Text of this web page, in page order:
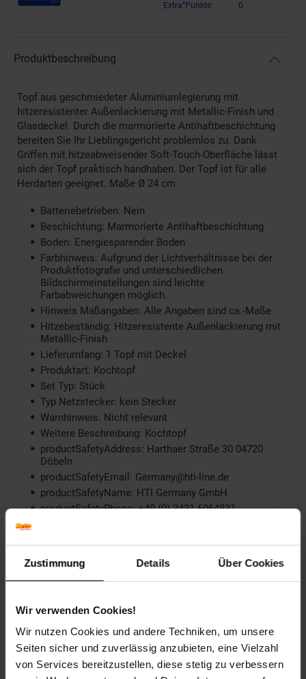
Zustimmung Details Über Cookies
Wir verwenden Cookies!
Wir nutzen Cookies und andere Techniken, um unsere
Seiten sicher und zuverlässig anzubieten, eine Vielzahl
von Services bereitzustellen, diese stetig zu verbessern
Extra°Punkte:
0
Produktbeschreibung
Topf aus geschmiedeter Aluminiumlegierung mit
hitzeresistenter Außenlackierung mit Metallic-Finish und
Glasdeckel. Durch die marmorierte Antihaftbeschichtung
bereiten Sie Ihr Lieblingsgericht problemlos zu. Dank
Griffen mit hitzeabweisender Soft-Touch-Oberfläche lässt
sich der Topf praktisch handhaben. Der Topf ist für alle
Herdarten geeignet. Maße Ø 24 cm
Batteriebetrieben: Nein
Beschichtung: Marmorierte Antihaftbeschichtung
Boden: Energiesparender Boden
Farbhinweis: Aufgrund der Lichtverhältnisse bei der
Produktfotografie und unterschiedlichen
Bildschirmeinstellungen sind leichte
Farbabweichungen möglich.
Hinweis Maßangaben: Alle Angaben sind ca.-Maße
Hitzebeständig: Hitzeresistente Außenlackierung mit
Metallic-Finish
Lieferumfang: 1 Topf mit Deckel
Produktart: Kochtopf
Set Typ: Stück
Typ Netzstecker: kein Stecker
Warnhinweis: Nicht relevant
Weitere Beschreibung: Kochtopf
productSafetyAddress: Harthaer Straße 30 04720
Döbeln
productSafetyEmail: Germany@hti-line.de
productSafetyName: HTI Germany GmbH
productSafetyPhone: +49 (0) 3431 6064831
Durchmesser (cm): 24 cm
Geeignet für: alle Herdarten
Griff-Material: Kunststoff
Spülmaschinenfest: Spülmaschinengeeignet